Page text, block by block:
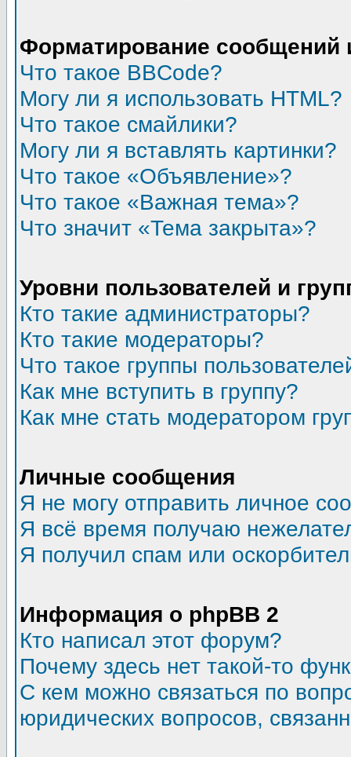
Форматирование сообщений
Что такое BBCode?
Могу ли я использовать HTML?
Что такое смайлики?
Могу ли я вставлять картинки?
Что такое «Объявление»?
Что такое «Важная тема»?
Что значит «Тема закрыта»?
Уровни пользователей и
Кто такие администраторы?
Кто такие модераторы?
Что такое группы
Как мне вступить в группу?
Как мне стать модератором
Личные сообщения
Я не могу отправить личное
Я всё время получаю
Я получил спам или
Информация о phpBB 2
Кто написал этот форум?
Почему здесь нет такой-то
С кем можно связаться по
юридических вопросов,